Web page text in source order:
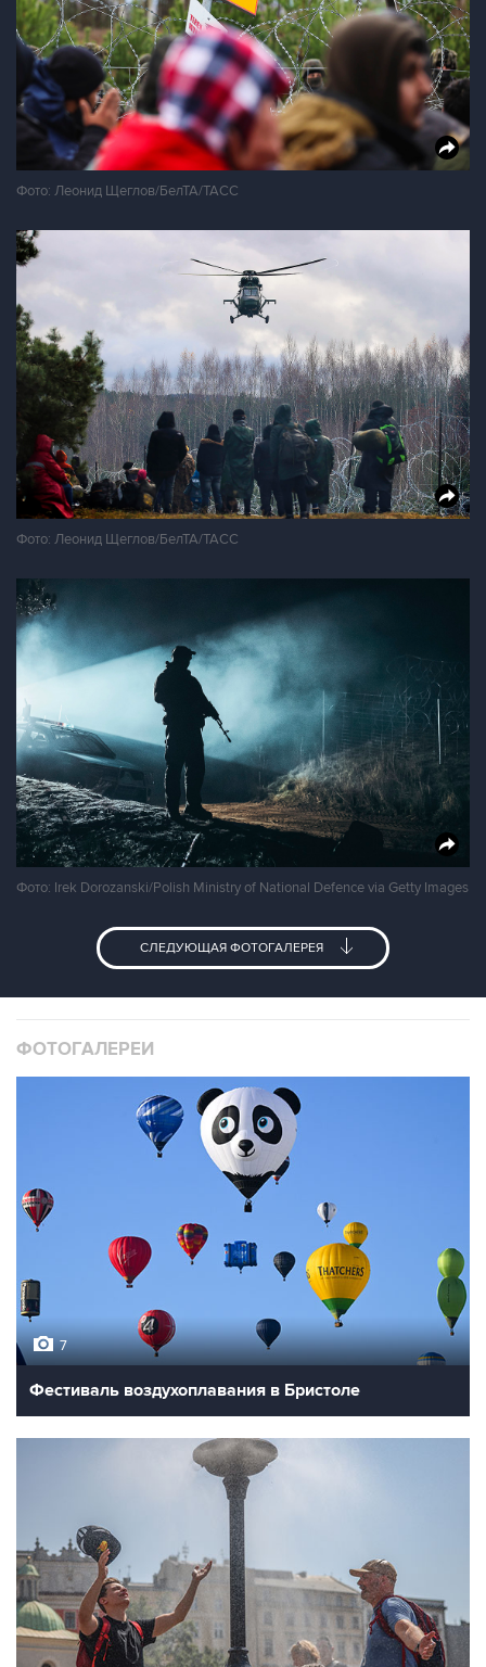
Фото: Леонид Щеглов/БелТА/ТАСС
Фото: Леонид Щеглов/БелТА/ТАСС
Фото: Irek Dorozanski/Polish Ministry of National Defence via Getty Images
СЛЕДУЮЩАЯ ФОТОГАЛЕРЕЯ
ФОТОГАЛЕРЕИ
7
Фестиваль воздухоплавания в Бристоле